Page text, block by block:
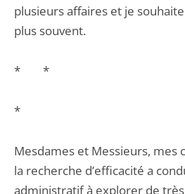
plusieurs affaires et je
plus souvent.
* *
*
Mesdames et Messieurs, mes
la recherche d’efficacité a
administratif à explorer de